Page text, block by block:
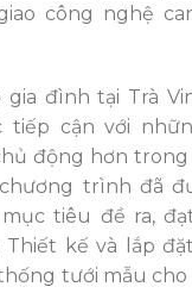
công nghệ
gia đình tại Trà
tiếp cận với
động hơn trong
trình đã
tiêu đề ra,
Thiết kế và lắp
tưới mẫu cho